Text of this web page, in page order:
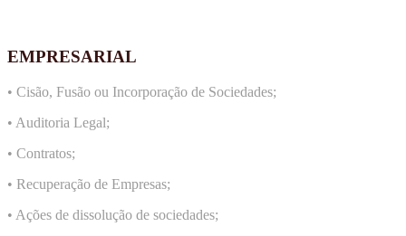
EMPRESARIAL
• Cisão, Fusão ou Incorporação de Sociedades;
• Auditoria Legal;
• Contratos;
• Recuperação de Empresas;
• Ações de dissolução de sociedades;